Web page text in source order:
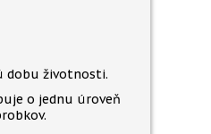
dobu životnosti.
o jednu úroveň